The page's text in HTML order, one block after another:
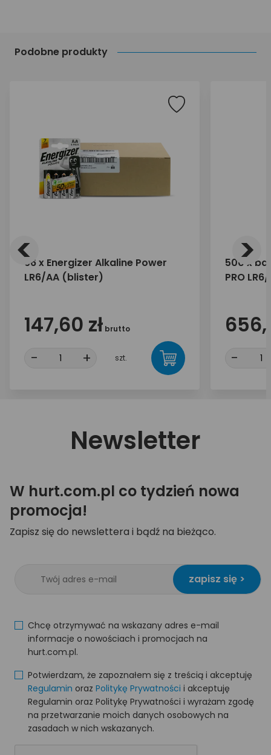
Podobne produkty
96 x Energizer Alkaline Power
LR6/AA (blister)
147,60 zł brutto
- + szt.
500 x
PRO
-
< >
Newsletter
W hurt.com.pl co tydzień nowa
promocja!
Zapisz się do newslettera i bądź na bieżąco.
zapisz się >
Chcę otrzymywać na wskazany adres e-mail
informacje o nowościach i promocjach na
hurt.com.pl.
Potwierdzam, że zapoznałem się z treścią i akceptuję
Regulamin oraz Politykę Prywatności i akceptuję
Regulamin oraz Politykę Prywatności i wyrażam zgodę
na przetwarzanie moich danych osobowych na
zasadach w nich wskazanych.